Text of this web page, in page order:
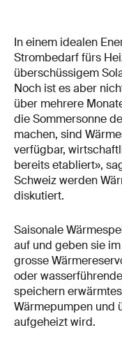
In einem idealen
Strombedarf fürs
überschüssigem
Noch ist es aber
über mehrere
die Sommersonne
machen, sind
verfügbar,
bereits etabliert»,
Schweiz werden
diskutiert.
Saisonale
auf und geben sie
grosse
oder
speichern
Wärmepumpen und
aufgeheizt wird.